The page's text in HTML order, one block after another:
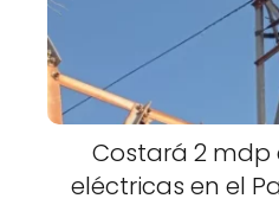
Costará 2 mdp
eléctricas en el